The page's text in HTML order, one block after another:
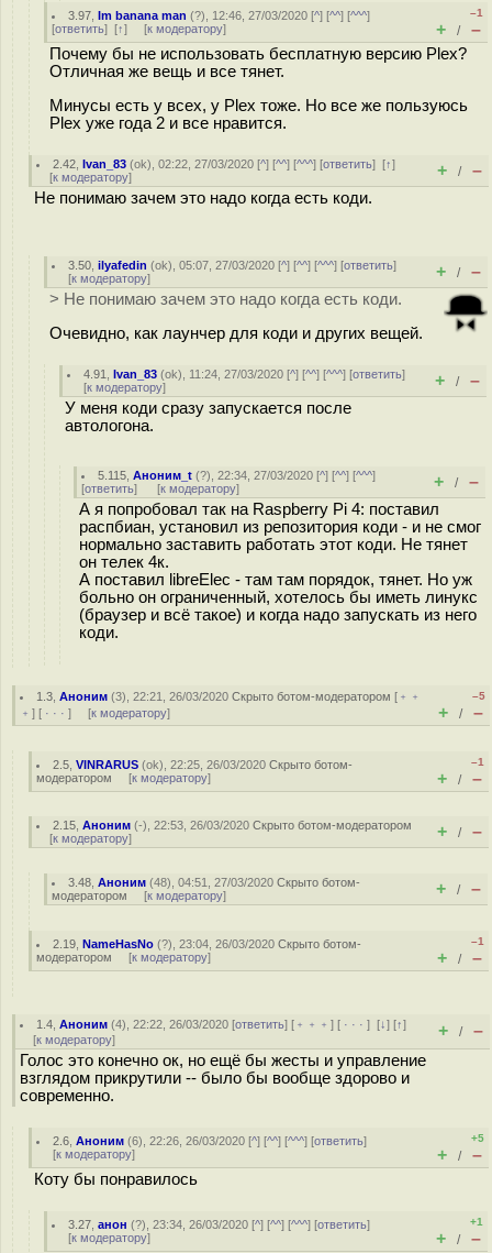
3.97 ,Im banana man (?), 12:46, 27/03/2020 [^] [^^] [^^^]
[ответить] [↑] [к модератору]
–1
+ / –
Почему бы не использовать бесплатную версию Plex?
Отличная же вещь и все тянет.
Минусы есть у всех, у Plex тоже. Но все же пользуюсь
Plex уже года 2 и все нравится.
2.42 ,Ivan_83 (ok), 02:22, 27/03/2020 [^] [^^] [^^^] [ответить][↑]
[к модератору] + / –
Не понимаю зачем это надо когда есть коди.
3.50 ,ilyafedin (ok), 05:07, 27/03/2020 [^] [^^] [^^^] [ответить]
[к модератору] + / –
> Не понимаю зачем это надо когда есть коди.
Очевидно, как лаунчер для коди и других вещей.
4.91 ,Ivan_83 (ok), 11:24, 27/03/2020 [^] [^^] [^^^] [ответить]
[к модератору] + / –
У меня коди сразу запускается после
автологона.
5.115 ,Аноним_t (?), 22:34, 27/03/2020 [^] [^^] [^^^]
[ответить] [к модератору] + / –
А я попробовал так на Raspberry Pi 4: поставил
распбиан, установил из репозитория коди - и не смог
нормально заставить работать этот коди. Не тянет
он телек 4к.
А поставил libreElec - там там порядок, тянет. Но уж
больно он ограниченный, хотелось бы иметь линукс
(браузер и всё такое) и когда надо запускать из него
коди.
1.3 ,Аноним (3), 22:21, 26/03/2020Скрыто ботом-модератором [ ﹢﹢
﹢ ] [ · · · ] [к модератору]
–5
+ / –
2.5 ,VINRARUS (ok), 22:25, 26/03/2020Скрыто ботом-
модератором [к модератору]
–1
+ / –
2.15 ,Аноним (-), 22:53, 26/03/2020Скрыто ботом-модератором
[к модератору] + / –
3.48 ,Аноним (48), 04:51, 27/03/2020Скрыто ботом-
модератором [к модератору] + / –
2.19 ,NameHasNo (?), 23:04, 26/03/2020Скрыто ботом-
модератором [к модератору]
–1
+ / –
1.4 ,Аноним (4), 22:22, 26/03/2020 [ответить] [ ﹢﹢﹢] [ · · ·][↓] [↑]
[к модератору] + / –
Голос это конечно ок, но ещё бы жесты и управление
взглядом прикрутили -- было бы вообще здорово и
современно.
2.6 ,Аноним (6), 22:26, 26/03/2020 [^] [^^] [^^^] [ответить]
[к модератору]
+5
+ / –
Коту бы понравилось
3.27 ,анон (?), 23:34, 26/03/2020 [^] [^^] [^^^] [ответить]
[к модератору]
+1
+ / –